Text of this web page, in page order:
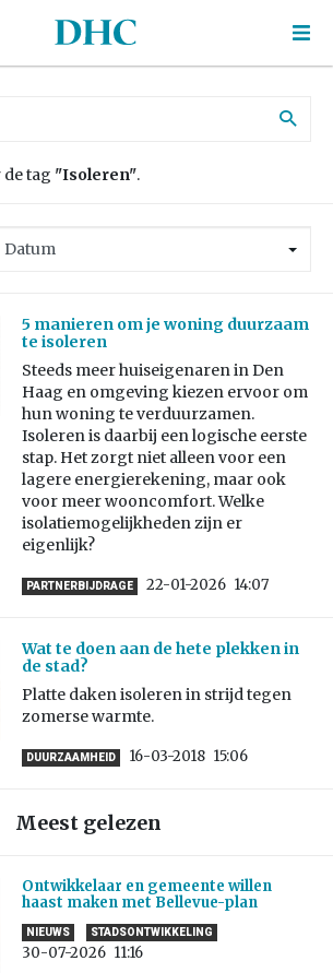
tag "Isoleren".
5 manieren om je woning duurzaam
te isoleren
Steeds meer huiseigenaren in Den
Haag en omgeving kiezen ervoor om
hun woning te verduurzamen.
Isoleren is daarbij een logische eerste
stap. Het zorgt niet alleen voor een
lagere energierekening, maar ook
voor meer wooncomfort. Welke
isolatiemogelijkheden zijn er
eigenlijk?
PARTNERBIJDRAGE 22-01-2026 14:07
Wat te doen aan de hete plekken in
de stad?
Platte daken isoleren in strijd tegen
zomerse warmte.
DUURZAAMHEID 16-03-2018 15:06
Meest gelezen
Ontwikkelaar en gemeente willen
haast maken met Bellevue-plan
NIEUWS STADSONTWIKKELING
30-07-2026 11:16